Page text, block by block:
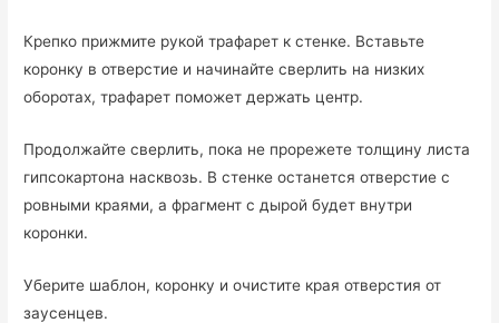
Крепко прижмите рукой трафарет к стенке. Вставьте
коронку в отверстие и начинайте сверлить на низких
оборотах, трафарет поможет держать центр.
Продолжайте сверлить, пока не прорежете толщину листа
гипсокартона насквозь. В стенке останется отверстие с
ровными краями, а фрагмент с дырой будет внутри
коронки.
Уберите шаблон, коронку и очистите края отверстия от
заусенцев.